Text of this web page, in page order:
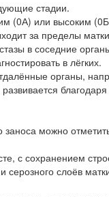
стадии.
(0А) или высоким
за пределы
в соседние
в лёгких.
органы,
заноса можно
с сохранением
слоёв